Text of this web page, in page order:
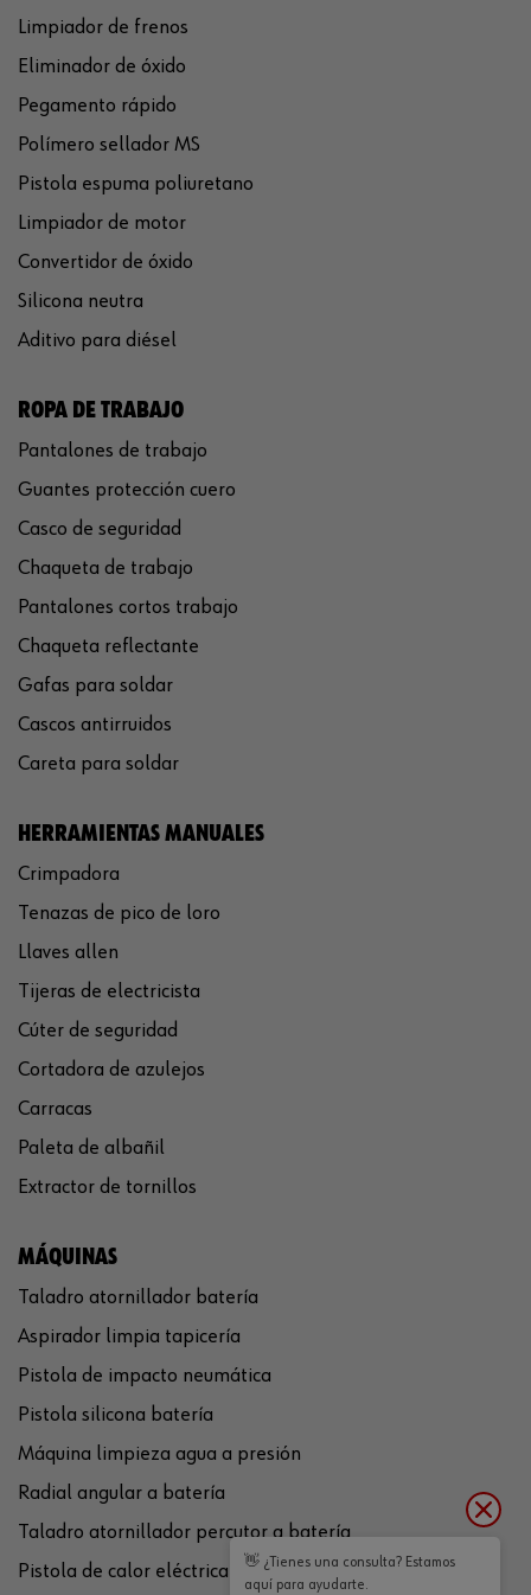
Limpiador de frenos
Eliminador de óxido
Pegamento rápido
Polímero sellador MS
Pistola espuma poliuretano
Limpiador de motor
Convertidor de óxido
Silicona neutra
Aditivo para diésel
ROPA DE TRABAJO
Pantalones de trabajo
Guantes protección cuero
Casco de seguridad
Chaqueta de trabajo
Pantalones cortos trabajo
Chaqueta reflectante
Gafas para soldar
Cascos antirruidos
Careta para soldar
HERRAMIENTAS MANUALES
Crimpadora
Tenazas de pico de loro
Llaves allen
Tijeras de electricista
Cúter de seguridad
Cortadora de azulejos
Carracas
Paleta de albañil
Extractor de tornillos
MÁQUINAS
Taladro atornillador batería
Aspirador limpia tapicería
Pistola de impacto neumática
Pistola silicona batería
Máquina limpieza agua a presión
Radial angular a batería
Taladro atornillador percutor a batería
Pistola de calor eléctrica
👋 ¿Tienes una consulta? Estamos
aquí para ayudarte.